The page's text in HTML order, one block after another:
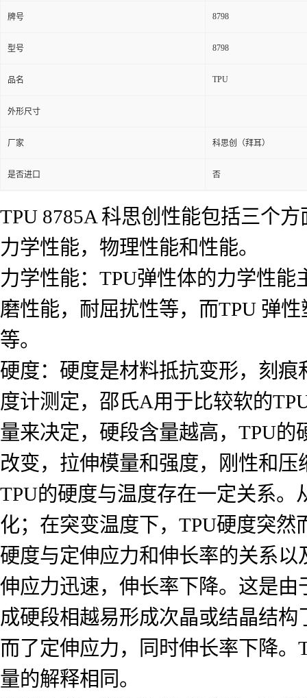
牌号 8798
型号 8798
品名 TPU
外形尺寸
厂家 科思创（拜耳）
是否进口 否
TPU 8785A 科思创性能包括三个方
力学性能，物理性能和性能。
力学性能：TPU弹性体的力学性
磨性能，耐屈扰性等，而TPU 弹
等。
硬度：硬度是材料抵抗变形，刻
度计测定，邵氏A用于比较软的
量来决定，硬段含量越高，TPU
改变，拉伸模量和强度，刚性和
TPU的硬度与温度存在一定关系
化；在突变温度下，TPU硬度突
硬度与定伸应力和伸长率的关系
伸应力迅速，伸长率下降。这是
成硬段相越易形成次晶或结晶结
而了定伸应力，同时伸长率下降
量的解释相同。